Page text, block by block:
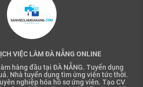
VIỆC LÀM ĐÀ NẴNG ONLINE
hàng đầu tại ĐÀ NẴNG. Tuyển dụng
Nhà tuyển dụng tìm ứng viên tức thời.
nghiệp hóa hồ sơ ứng viên. Tạo CV